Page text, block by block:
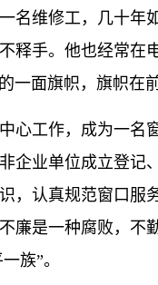
名维修工，几十
释手。他也经常
一面旗帜，旗帜在
工作，成为一名
企业单位成立登
，认真规范窗口
廉是一种腐败，
族”。